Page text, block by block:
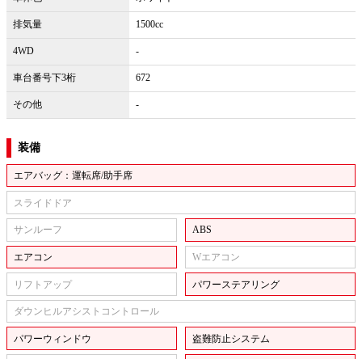
排気量 1500cc
4WD -
車台番号下3桁 672
その他 -
装備
エアバッグ：運転席/助手席
スライドドア
サンルーフ ABS
エアコン Wエアコン
リフトアップ パワーステアリング
ダウンヒルアシストコントロール
パワーウィンドウ 盗難防止システム